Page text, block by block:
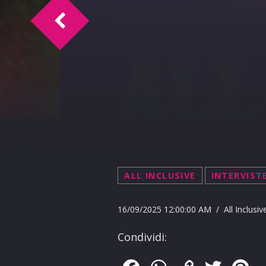
ALL INCLUSIVE
16/09/2025 12:00:00 AM / All
Condividi:
Happy Birthday Salvina 17-09-2025